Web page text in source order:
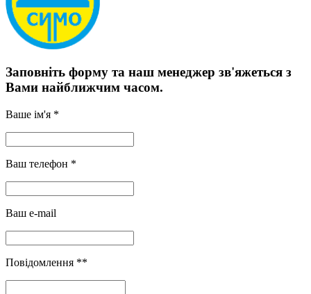
Заповніть форму та наш менеджер зв'яжеться з
Вами найближчим часом.
Ваше ім'я *
Ваш телефон *
Ваш e-mail
Повідомлення **